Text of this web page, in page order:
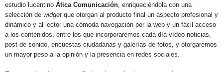
estudio lucentino Ática Comunicación , enriqueciéndola con una
selección de widget que otorgan al producto final un aspecto profesional y
dinámico y al lector una cómoda navegación por la web y un fácil acceso
a los contenidos, entre los que incorporaremos cada día vídeo-noticias,
post de sonido, encuestas ciudadanas y galerías de fotos, y otorgaremos
un mayor peso a la opinión y la presencia en redes sociales.